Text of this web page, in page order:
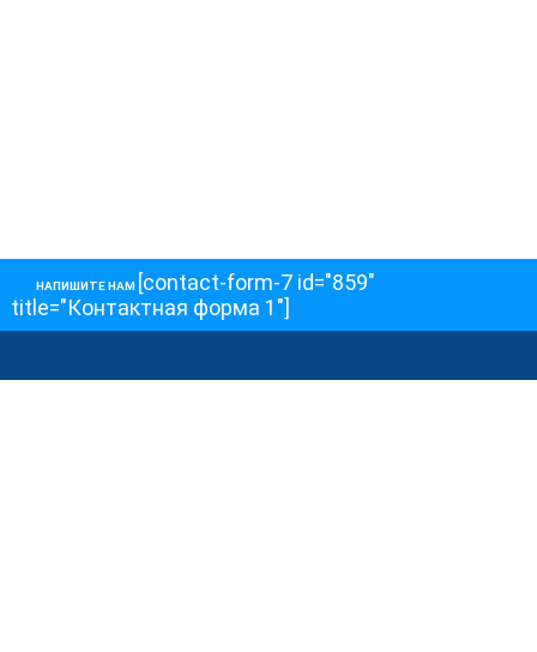
НАПИШИТЕ НАМ [contact-form-7 id="859"
title="Контактная форма 1"]